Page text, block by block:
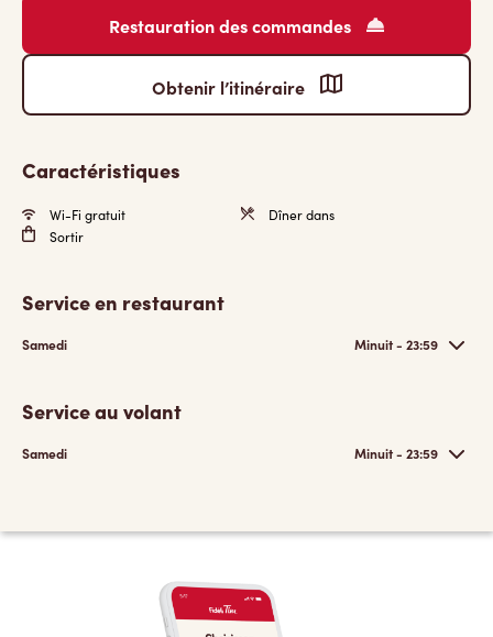
Restauration des commandes
Obtenir l’itinéraire
Caractéristiques
Wi-Fi gratuit
Dîner dans
Sortir
Service en restaurant
Samedi Minuit - 23:59
Service au volant
Samedi Minuit - 23:59